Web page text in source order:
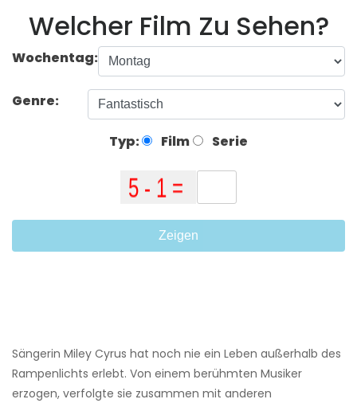
Welcher Film Zu Sehen?
Wochentag:
Genre:
Typ: Film Serie
Zeigen
Sängerin Miley Cyrus hat noch nie ein Leben außerhalb des
Rampenlichts erlebt. Von einem berühmten Musiker
erzogen, verfolgte sie zusammen mit anderen